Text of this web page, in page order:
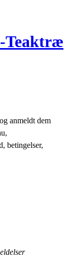
Teaktræ
anmeldt dem
betingelser,